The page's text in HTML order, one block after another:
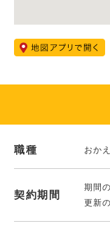
職種 おか
契約期間
期間
更新